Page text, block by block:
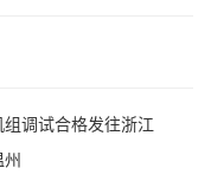
调试合格发往浙江
州